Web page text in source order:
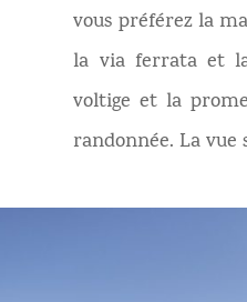
vous préférez la
la via ferrata et
voltige et la
randonnée. La